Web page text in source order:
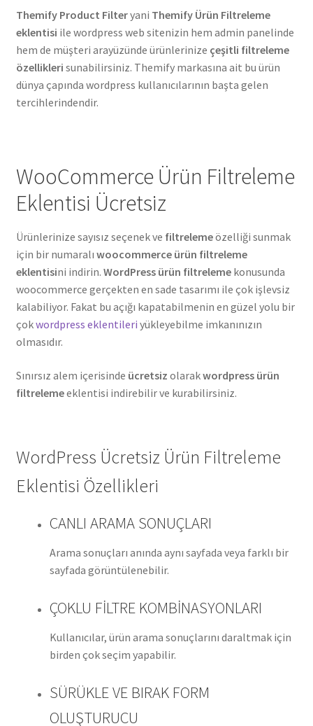
Themify Product Filteryani Themify Ürün Filtreleme
eklentisi ile wordpress web sitenizin hem admin panelinde
hem de müşteri arayüzünde ürünlerinize çeşitli filtreleme
özellikleri sunabilirsiniz. Themify markasına ait bu ürün
dünya çapında wordpress kullanıcılarının başta gelen
tercihlerindendir.
WooCommerce Ürün Filtreleme
Eklentisi Ücretsiz
Ürünlerinize sayısız seçenek ve filtrelemeözelliği sunmak
için bir numaralı woocommerce ürün filtreleme
eklentisini indirin. WordPress ürün filtrelemekonusunda
woocommerce gerçekten en sade tasarımı ile çok işlevsiz
kalabiliyor. Fakat bu açığı kapatabilmenin en güzel yolu bir
çokwordpress eklentileri yükleyebilme imkanınızın
olmasıdır.
Sınırsız alem içerisinde ücretsiz olarakwordpress ürün
filtrelemeeklentisi indirebilir ve kurabilirsiniz.
WordPress Ücretsiz Ürün Filtreleme
Eklentisi Özellikleri
CANLI ARAMA SONUÇLARI
Arama sonuçları anında aynı sayfada veya farklı bir
sayfada görüntülenebilir.
ÇOKLU FİLTRE KOMBİNASYONLARI
Kullanıcılar, ürün arama sonuçlarını daraltmak için
birden çok seçim yapabilir.
SÜRÜKLE VE BIRAK FORM
OLUŞTURUCU